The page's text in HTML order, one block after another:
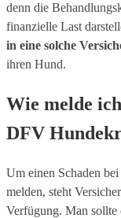
denn die
finanzielle Last
in eine solche
ihren Hund.
Wie melde
DFV
Um einen Schaden
melden, steht
Verfügung. Man